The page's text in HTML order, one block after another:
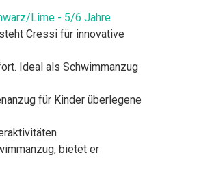
Lime - 5/6 Jahre
Cressi für innovative
Ideal als Schwimmanzug
für Kinder überlegene
bietet er